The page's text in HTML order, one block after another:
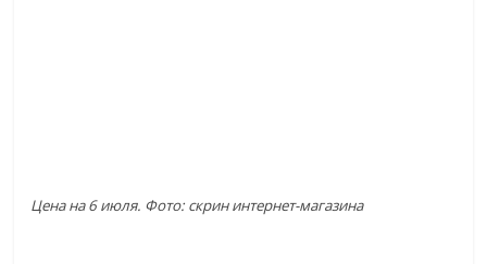
Цена на 6 июля. Фото: скрин интернет-магазина